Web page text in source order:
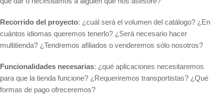
Recorrido del proyecto: ¿cuál será el volumen del catálogo? ¿En
cuántos idiomas queremos tenerlo? ¿Será necesario hacer
multitienda? ¿Tendremos afiliados o venderemos sólo nosotros?
Funcionalidades necesarias: ¿qué aplicaciones necesitaremos
para que la tienda funcione? ¿Requeriremos transportistas? ¿Qué
formas de pago ofreceremos?